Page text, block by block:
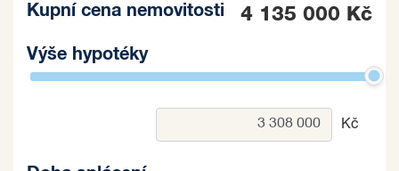
Kupní cena nemovitosti 4 135 000 Kč
Výše hypotéky
Kč